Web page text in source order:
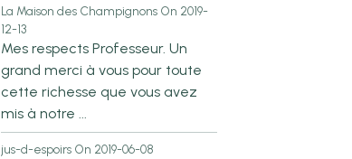
La Maison des Champignons On 2019-
12-13
Mes respects Professeur. Un
grand merci à vous pour toute
cette richesse que vous avez
mis à notre ...
jus-d-espoirs On 2019-06-08